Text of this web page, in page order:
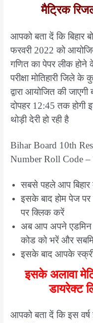
मैट्रिक
आपको बता दें कि बिहार
फरवरी 2022 को
गणित का पेपर लीक होने
परीक्षा मोतिहारी जिले
द्वारा आयोजित की
दोपहर 12:45 तक
थोड़ी देरी हो रही है
Bihar Board 10th
Number Roll Code
सबसे पहले आप बिहार
इसके बाद होम पेज
पर क्लिक करें
अब आप अपने एडमिन
कोड को भरें और
इसके बाद आपके
इसके अलावा
डायरेक्ट
आपको बता दें कि इस